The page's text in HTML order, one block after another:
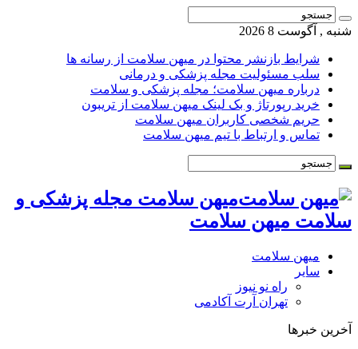
شنبه , آگوست 8 2026
شرایط بازنشر محتوا در میهن سلامت از رسانه ها
سلب مسئولیت مجله پزشکی و درمانی
درباره میهن سلامت؛ مجله پزشکی و سلامت
خرید رپورتاژ و بک لینک میهن سلامت از تریبون
حریم شخصی کاربران میهن سلامت
تماس و ارتباط با تیم میهن سلامت
میهن سلامت مجله پزشکی و
سلامت میهن سلامت
میهن سلامت
سایر
راه نو نیوز
تهران آرت آکادمی
آخرین خبرها